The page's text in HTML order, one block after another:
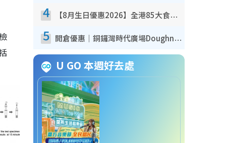
4 【8月生日優惠2026】全港85大食買玩著數攻略 自助餐/火鍋放題同行免費＋誠品/DONKI送現金券
5 開倉優惠｜銅鑼灣時代廣場Doughnut/Campo Marzio開倉低至1折！背囊、書包、手袋劈價$200起
U GO 本週好去處